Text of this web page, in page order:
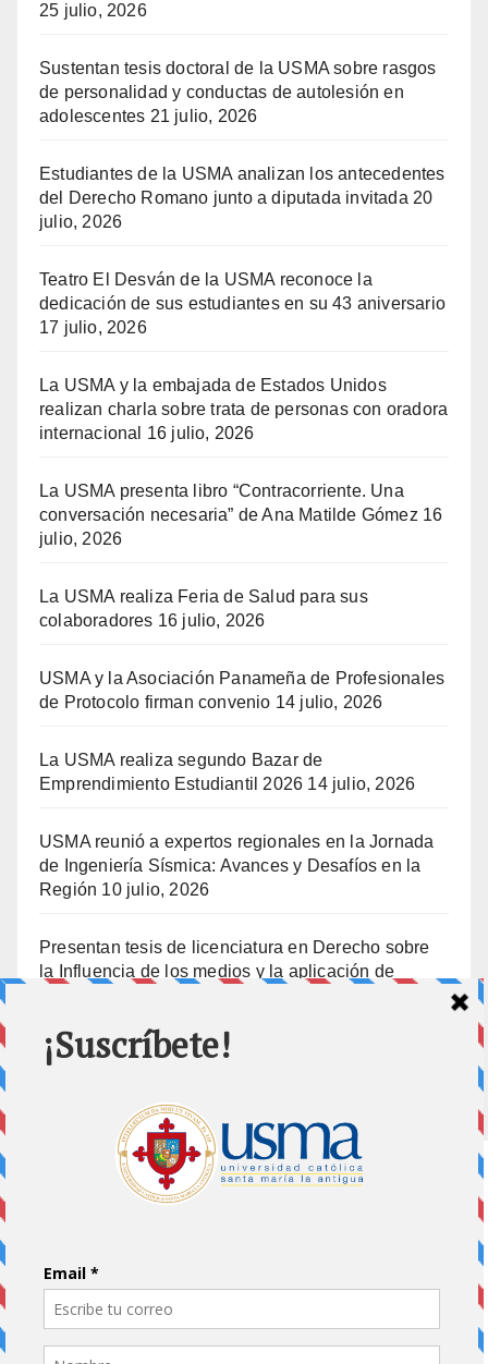
25 julio, 2026
Sustentan tesis doctoral de la USMA sobre rasgos
de personalidad y conductas de autolesión en
adolescentes 21 julio, 2026
Estudiantes de la USMA analizan los antecedentes
del Derecho Romano junto a diputada invitada 20
julio, 2026
Teatro El Desván de la USMA reconoce la
dedicación de sus estudiantes en su 43 aniversario
17 julio, 2026
La USMA y la embajada de Estados Unidos
realizan charla sobre trata de personas con oradora
internacional
16 julio, 2026
La USMA presenta libro “Contracorriente. Una
conversación necesaria” de Ana Matilde Gómez 16
julio, 2026
La USMA realiza Feria de Salud para sus
colaboradores 16 julio, 2026
USMA y la Asociación Panameña de Profesionales
de Protocolo firman convenio 14 julio, 2026
La USMA realiza segundo Bazar de
Emprendimiento Estudiantil 2026 14 julio, 2026
USMA reunió a expertos regionales en la Jornada
de Ingeniería Sísmica: Avances y Desafíos en la
Región 10 julio, 2026
Presentan tesis de licenciatura en Derecho sobre
la Influencia de los medios y la aplicación de